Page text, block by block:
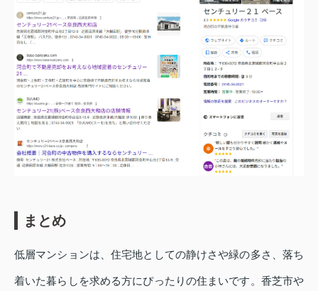
まとめ
低層マンションは、住宅地としての静けさや緑の多さ、落ち
着いた暮らしを求める方にぴったりの住まいです。香芝市や